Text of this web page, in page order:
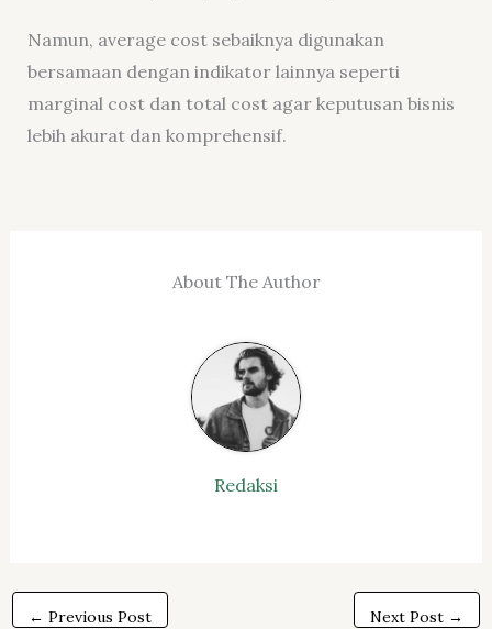
Namun, average cost sebaiknya digunakan
bersamaan dengan indikator lainnya seperti
marginal cost dan total cost agar keputusan bisnis
lebih akurat dan komprehensif.
About The Author
Redaksi
← Previous Post Next Post →